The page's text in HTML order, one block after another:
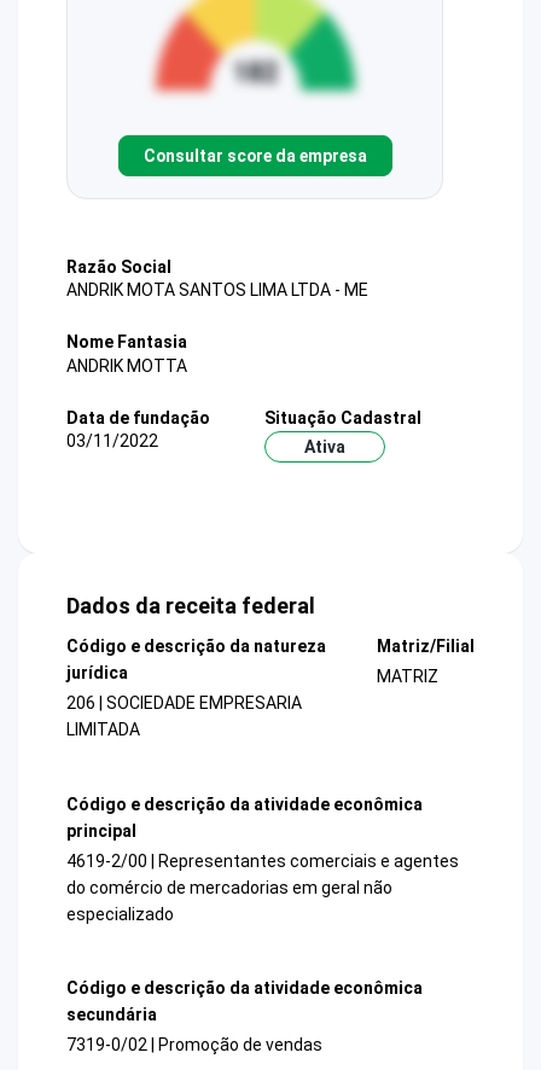
Consultar score da empresa
Razão Social
ANDRIK MOTA SANTOS LIMA LTDA - ME
Nome Fantasia
ANDRIK MOTTA
Data de fundação
03/11/2022
Situação Cadastral
Ativa
Dados da receita federal
Código e descrição da natureza
jurídica
206 | SOCIEDADE EMPRESARIA
LIMITADA
Matriz/Filial
MATRIZ
Código e descrição da atividade econômica
principal
4619-2/00 | Representantes comerciais e agentes
do comércio de mercadorias em geral não
especializado
Código e descrição da atividade econômica
secundária
7319-0/02 | Promoção de vendas